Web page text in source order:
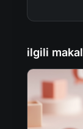
ilgili